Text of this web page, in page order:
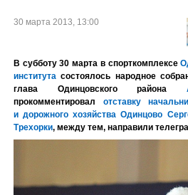
30 марта 2013, 13:00
В субботу 30 марта в спорткомплексе
института состоялось народное
глава Одинцовского района
прокомментировал отставку
и дорожного хозяйства Одинцово
Трехорки, между тем, направили